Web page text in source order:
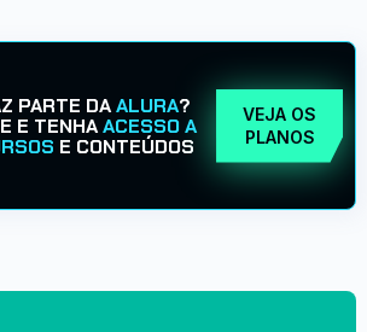
PARTE DAALURA?
E TENHAACESSO A
E CONTEÚDOS
VEJA OS
PLANOS